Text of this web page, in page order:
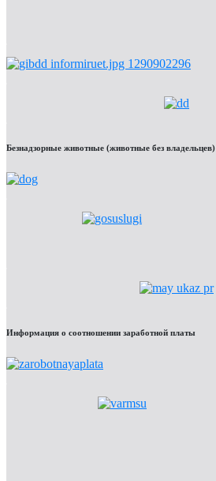
Безнадзорные животные (животные без владельцев)
Информация о соотношении заработной платы